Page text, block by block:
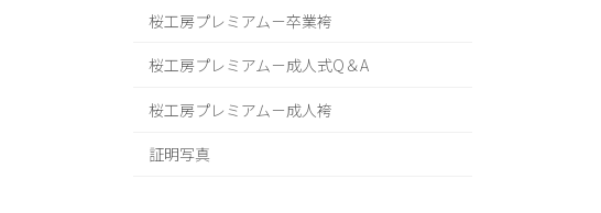
桜工房プレミアム－卒業袴
桜工房プレミアム－成人式Q＆A
桜工房プレミアム－成人袴
証明写真